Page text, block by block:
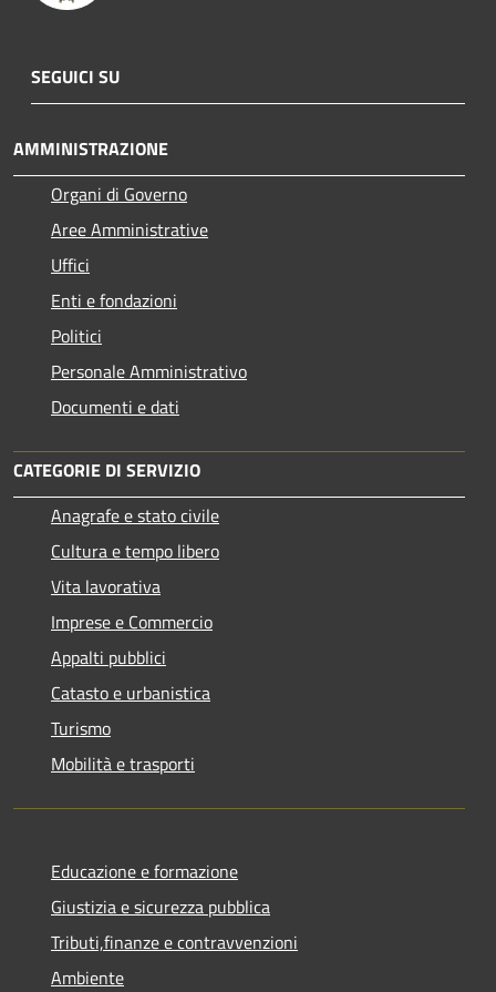
SEGUICI SU
AMMINISTRAZIONE
Organi di Governo
Aree Amministrative
Uffici
Enti e fondazioni
Politici
Personale Amministrativo
Documenti e dati
CATEGORIE DI SERVIZIO
Anagrafe e stato civile
Cultura e tempo libero
Vita lavorativa
Imprese e Commercio
Appalti pubblici
Catasto e urbanistica
Turismo
Mobilità e trasporti
Educazione e formazione
Giustizia e sicurezza pubblica
Tributi,finanze e contravvenzioni
Ambiente